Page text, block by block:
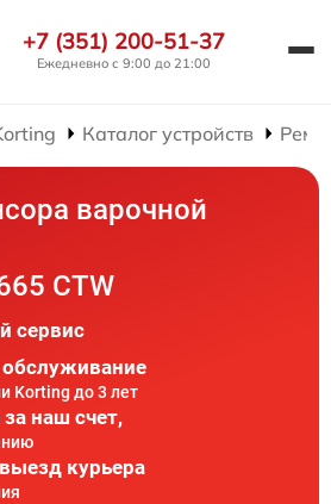
+7 (351) 200-51-37
Ежедневно с 9:00 до 21:00
Каталог устройств
варочной
CTW
сервис
обслуживание
Korting до 3 лет
наш счет,
курьера